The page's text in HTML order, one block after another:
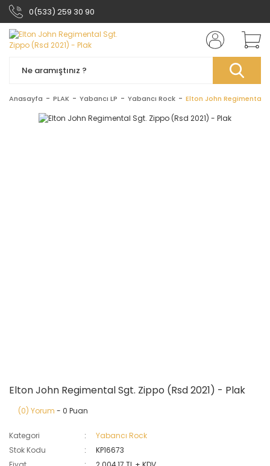
0(533) 259 30 90
Anasayfa PLAK Yabancı LP Yabancı Rock Elton John Regimental
Elton John Regimental Sgt. Zippo (Rsd 2021) - Plak
(0) Yorum - 0 Puan
Kategori
Yabancı Rock
Stok Kodu
KP16673